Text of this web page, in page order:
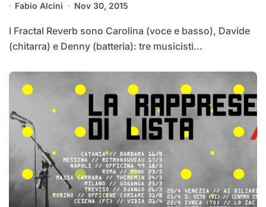
Fabio Alcini Nov 30, 2015
I Fractal Reverb sono Carolina (voce e basso), Davide
(chitarra) e Denny (batteria): tre musicisti...